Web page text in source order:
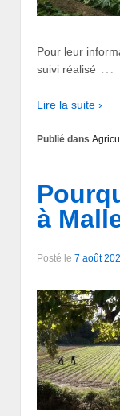
Pour leur
suivi réalisé …
Lire la suite ›
Publié dans
à
Posté le 7 août